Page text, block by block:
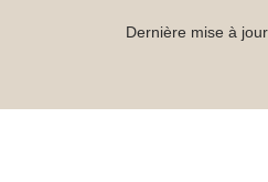
Dernière mise à